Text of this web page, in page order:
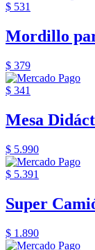
$ 531
Mordillo
$ 379
$ 341
Mesa
$ 5.990
$ 5.391
Super
$ 1.890